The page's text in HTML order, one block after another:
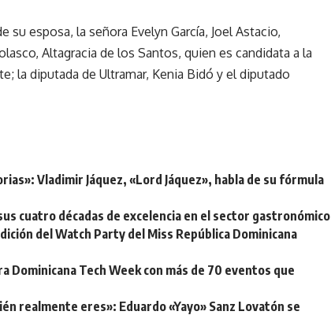
esposa, la señora Evelyn García, Joel Astacio,
Altagracia de los Santos, quien es candidata a la
la diputada de Ultramar, Kenia Bidó y el diputado
Vladimir Jáquez, «Lord Jáquez», habla de su fórmula
cuatro décadas de excelencia en el sector gastronómico
del Watch Party del Miss República Dominicana
Dominicana Tech Week con más de 70 eventos que
realmente eres»: Eduardo «Yayo» Sanz Lovatón se